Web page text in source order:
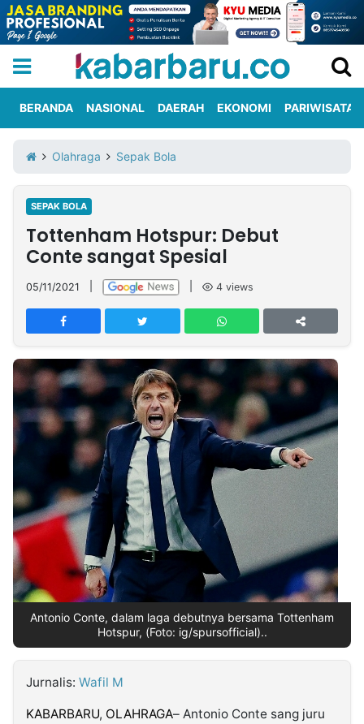
Iklan
Berita
Kami
Nasional
International
Olahraga
Entertainment
Daerah
Pariwisata
Kuliner
Kolom
Network
PT
TREETAN
MULTIMEDIA
INDONESIA
Partner
NTB
Time
IDN
Jogja
Rakyat
News
Notice
Dinamikapost.com
Baru
Seedbacklink
Follow
Kabarbaru
BERANDA NASIONAL DAERAH EKONOMI PARIWISATA
Olahraga Sepak Bola
SEPAK BOLA
Tottenham Hotspur: Debut
Conte sangat Spesial
05/11/2021 4 views
Antonio Conte, dalam laga debutnya bersama Tottenham
Hotspur, (Foto: ig/spursofficial)..
Jurnalis: Wafil M
KABARBARU, OLAHRAGA– Antonio Conte sang juru